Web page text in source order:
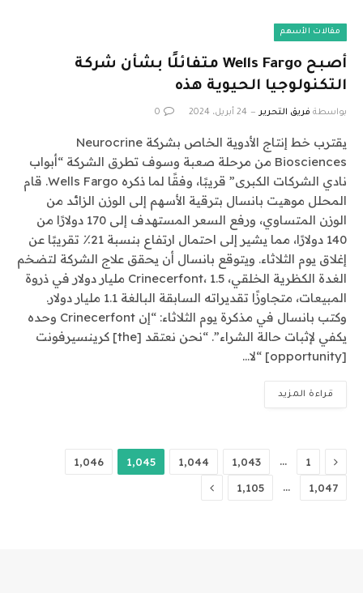
مقالات الأسهم
أصبح Wells Fargo متفائلًا بشأن شركة
التكنولوجيا الحيوية هذه
بواسطة فريق التحرير 24 أبريل، 2024 0
يقترب خط إنتاج الأدوية الخاص بشركة Neurocrine
Biosciences من مرحلة صعبة وسوف تطرق الشركة “أبواب
نادي الشركات الكبرى” قريبًا، وفقًا لما ذكره Wells Fargo. قام
المحلل موهيت بانسال بترقية الأسهم إلى الوزن الزائد من
الوزن المتساوي، ورفع السعر المستهدف إلى 170 دولارًا من
140 دولارًا، مما يشير إلى احتمال ارتفاع بنسبة 21٪ تقريبًا عن
إغلاق يوم الثلاثاء. ويتوقع بانسال أن يحقق علاج الشركة لتضخم
الغدة الكظرية الخلقي، Crinecerfont، 1.5 مليار دولار في ذروة
المبيعات، متجاوزًا تقديراته السابقة البالغة 1.1 مليار دولار.
وكتب بانسال في مذكرة يوم الثلاثاء: “إن Crinecerfont وحده
يكفي لإثبات حالة الشراء”. “نحن نعتقد [the] كرينسيرفونت
[opportunity] “لا…
قراءة المزيد
السابق
1
… 1٬043 1٬044 1٬045
1٬046
1٬047
… 1٬105 التالي